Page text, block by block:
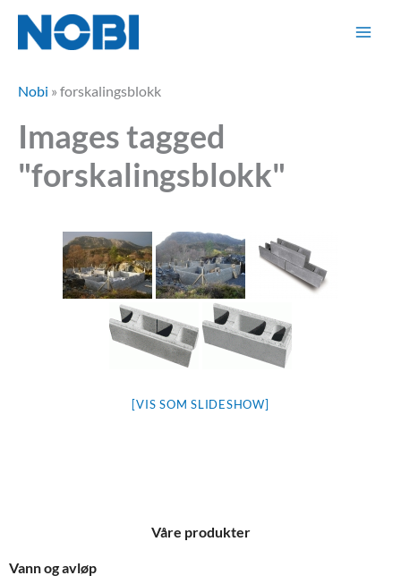
Hopp
innholdet
Nobi » forskalingsblokk
Images tagged
"forskalingsblokk"
[VIS SOM SLIDESHOW]
Våre produkter
Vann og avløp